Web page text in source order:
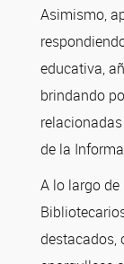
Asimismo,
educativa,
brindando
de la
A lo largo
destacados,